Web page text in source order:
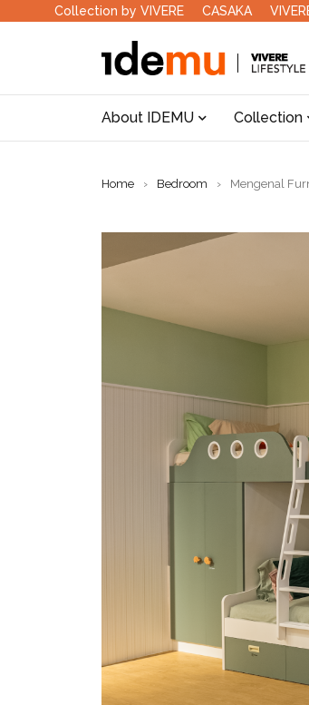
Collection by VIVERE CASAKA
About IDEMU Collection
Home › Bedroom › Mengenal